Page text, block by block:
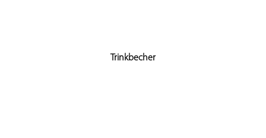
Trinkbecher